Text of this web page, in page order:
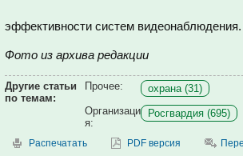
эффективности систем видеонаблюдения.
Фото из архива редакции
Другие статьи
по темам:
Прочее:
охрана (31)
Организаци
я:
Росгвардия (695)
Распечатать PDF версия